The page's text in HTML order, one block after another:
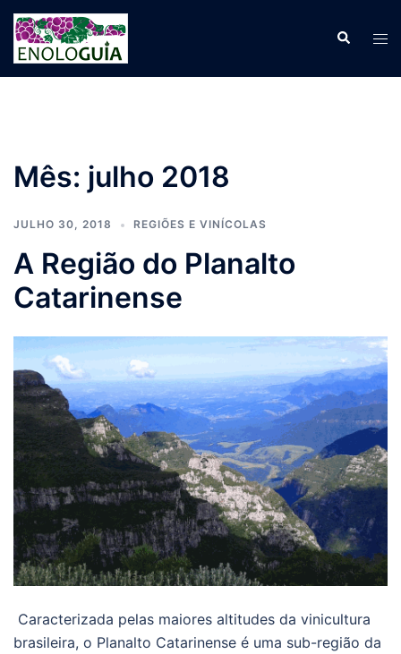
Pular
para
conteúdo
Search
Mês: julho 2018
JULHO 30, 2018 REGIÕES E VINÍCOLAS
A Região do Planalto
Catarinense
Caracterizada pelas maiores altitudes da vinicultura
brasileira, o Planalto Catarinense é uma sub-região da